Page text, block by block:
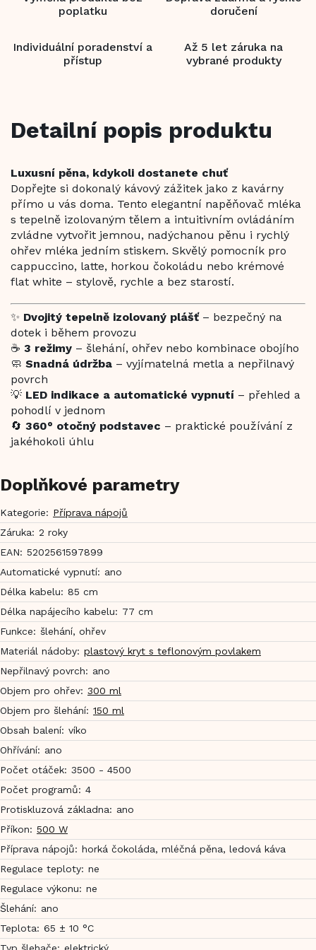
poplatku
doručení
Individuální poradenství a
přístup
Až 5 let záruka na
vybrané produkty
Detailní popis produktu
Luxusní pěna, kdykoli dostanete chuť
Dopřejte si dokonalý kávový zážitek jako z kavárny
přímo u vás doma. Tento elegantní napěňovač mléka
s tepelně izolovaným tělem a intuitivním ovládáním
zvládne vytvořit jemnou, nadýchanou pěnu i rychlý
ohřev mléka jedním stiskem. Skvělý pomocník pro
cappuccino, latte, horkou čokoládu nebo krémové
flat white – stylově, rychle a bez starostí.
✨ Dvojitý tepelně izolovaný plášť– bezpečný na
dotek i během provozu
☕ 3 režimy – šlehání, ohřev nebo kombinace obojího
🧼 Snadná údržba – vyjímatelná metla a nepřilnavý
povrch
💡 LED indikace a automatické vypnutí – přehled a
pohodlí v jednom
🔄 360° otočný podstavec – praktické používání z
jakéhokoli úhlu
Doplňkové parametry
Kategorie: Příprava nápojů
Záruka: 2 roky
EAN: 5202561597899
Automatické vypnutí: ano
Délka kabelu: 85 cm
Délka napájecího kabelu: 77 cm
Funkce: šlehání, ohřev
Materiál nádoby: plastový kryt s teflonovým povlakem
Nepřilnavý povrch: ano
Objem pro ohřev: 300 ml
Objem pro šlehání: 150 ml
Obsah balení: víko
Ohřívání: ano
Počet otáček: 3500 - 4500
Počet programů: 4
Protiskluzová základna: ano
Příkon: 500 W
Příprava nápojů: horká čokoláda, mléčná pěna, ledová káva
Regulace teploty: ne
Regulace výkonu: ne
Šlehání: ano
Teplota: 65 ± 10 °C
Typ šlehače: elektrický